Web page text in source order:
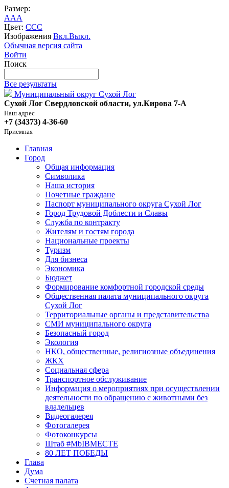
Размер:
AAA
Цвет: CCC
Изображения Вкл.Выкл.
Обычная версия сайта
Войти
Поиск
Все результаты
Муниципальный округ Сухой Лог
Сухой Лог Свердловской области, ул.Кирова 7-А
Наш адрес
+7 (34373) 4-36-60
Приемная
Главная
Город
Общая информация
Символика
Наша история
Почетные граждане
Паспорт муниципального округа Сухой Лог
Город Трудовой Доблести и Славы
Служба по контракту
Жителям и гостям города
Национальные проекты
Туризм
Для бизнеса
Экономика
Бюджет
Формирование комфортной городской среды
Общественная палата муниципального округа
Сухой Лог
Территориальные органы и представительства
СМИ муниципального округа
Безопасный город
Экология
НКО, общественные, религиозные объединения
ЖКХ
Социальная сфера
Транспортное обслуживание
Информация о мероприятиях при осуществлении
деятельности по обращению с животными без
владельцев
Видеогалерея
Фотогалерея
Фотоконкурсы
Штаб #MbIBMECTE
80 ЛЕТ ПОБЕДЫ
Глава
Дума
Счетная палата